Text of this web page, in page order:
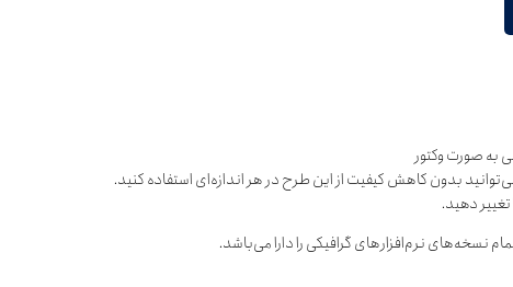
به صورت وکتور
بدون کاهش کیفیت از این طرح در هر اندازه‌ای استفاده کنید.
دهید.